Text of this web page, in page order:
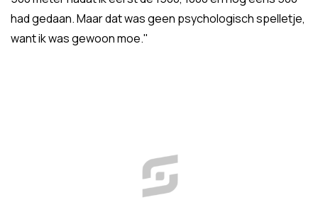
had gedaan. Maar dat was geen psychologisch spelletje,
want ik was gewoon moe."